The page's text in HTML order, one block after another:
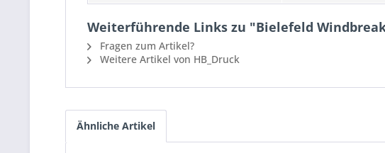
Weiterführende Links zu "Bielefeld
Fragen zum Artikel?
Weitere Artikel von HB_Druck
Ähnliche Artikel